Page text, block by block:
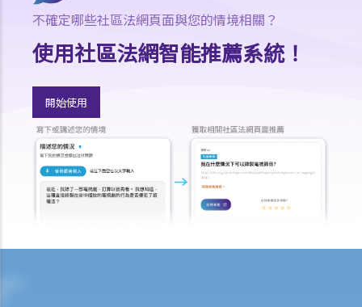
1. 如何計算租約的印花稅？
2. 假若沒有為租約加蓋印花，會有甚麼後果？
3. 為甚麼有些租約必須在土地註冊處註冊，有些則毋須註冊？
判決摘要：物業買賣是否受到租賃續租選擇權約束取決於具體情況
(Chan Yiu Tong 訴 Wellmake Investments Ltd)
4. 物業稅如何計算？
a) 概述
b) 免租期
不確定哪些社區法網頁面與您的情境相關？
使用社區法網智能推薦系統！
開始使用